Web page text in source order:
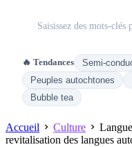
Saisissez des mots-
🔥 Tendances Semi-
Peuples autochtones
Bubble tea
Accueil Culture
revitalisation des langues